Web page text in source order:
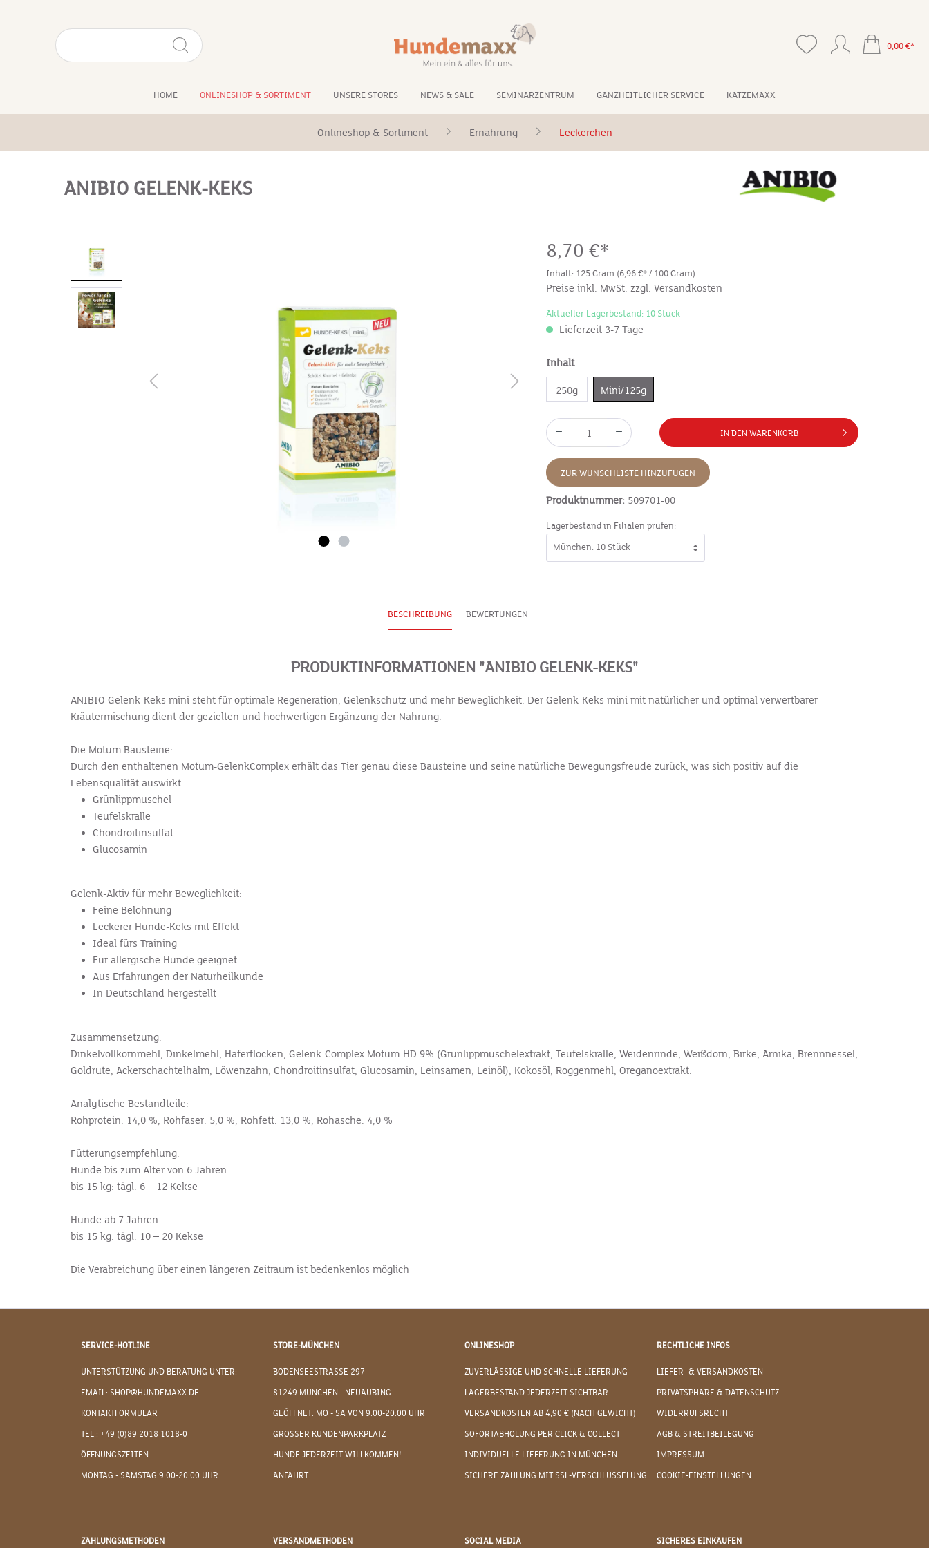
0,00 €*
HOME ONLINESHOP & SORTIMENT UNSERE STORES NEWS & SALE SEMINARZENTRUM GANZHEITLICHER SERVICE KATZEMAXX
Onlineshop & Sortiment Ernährung Leckerchen
ANIBIO GELENK-KEKS
8,70 €*
Inhalt: 125 Gram (6,96 €* / 100 Gram)
Preise inkl. MwSt. zzgl. Versandkosten
Aktueller Lagerbestand: 10 Stück
Lieferzeit 3-7 Tage
Inhalt
250g Mini/125g
IN DEN WARENKORB
ZUR WUNSCHLISTE HINZUFÜGEN
Produktnummer: 509701-00
Lagerbestand in Filialen prüfen:
BESCHREIBUNG BEWERTUNGEN
PRODUKTINFORMATIONEN "ANIBIO GELENK-KEKS"
ANIBIO Gelenk-Keks mini steht für optimale Regeneration, Gelenkschutz und mehr Beweglichkeit. Der Gelenk-Keks mini mit natürlicher und optimal verwertbarer
Kräutermischung dient der gezielten und hochwertigen Ergänzung der Nahrung.
Die Motum Bausteine:
Durch den enthaltenen Motum-GelenkComplex erhält das Tier genau diese Bausteine und seine natürliche Bewegungsfreude zurück, was sich positiv auf die
Lebensqualität auswirkt.
Grünlippmuschel
Teufelskralle
Chondroitinsulfat
Glucosamin
Gelenk-Aktiv für mehr Beweglichkeit:
Feine Belohnung
Leckerer Hunde-Keks mit Effekt
Ideal fürs Training
Für allergische Hunde geeignet
Aus Erfahrungen der Naturheilkunde
In Deutschland hergestellt
Zusammensetzung:
Dinkelvollkornmehl, Dinkelmehl, Haferflocken, Gelenk-Complex Motum-HD 9% (Grünlippmuschelextrakt, Teufelskralle, Weidenrinde, Weißdorn, Birke, Arnika, Brennnessel,
Goldrute, Ackerschachtelhalm, Löwenzahn, Chondroitinsulfat, Glucosamin, Leinsamen, Leinöl), Kokosöl, Roggenmehl, Oreganoextrakt.
Analytische Bestandteile:
Rohprotein: 14,0 %, Rohfaser: 5,0 %, Rohfett: 13,0 %, Rohasche: 4,0 %
Fütterungsempfehlung:
Hunde bis zum Alter von 6 Jahren
bis 15 kg: tägl. 6 – 12 Kekse
Hunde ab 7 Jahren
bis 15 kg: tägl. 10 – 20 Kekse
Die Verabreichung über einen längeren Zeitraum ist bedenkenlos möglich
SERVICE-HOTLINE
UNTERSTÜTZUNG UND BERATUNG UNTER:
EMAIL: SHOP@HUNDEMAXX.DE
KONTAKTFORMULAR
TEL.: +49 (0)89 2018 1018-0
ÖFFNUNGSZEITEN
MONTAG - SAMSTAG 9:00-20:00 UHR
STORE-MÜNCHEN
BODENSEESTRASSE 297
81249 MÜNCHEN - NEUAUBING
GEÖFFNET: MO - SA VON 9:00-20:00 UHR
GROSSER KUNDENPARKPLATZ
HUNDE JEDERZEIT WILLKOMMEN!
ANFAHRT
ONLINESHOP
ZUVERLÄSSIGE UND SCHNELLE LIEFERUNG
LAGERBESTAND JEDERZEIT SICHTBAR
VERSANDKOSTEN AB 4,90 € (NACH GEWICHT)
SOFORTABHOLUNG PER CLICK & COLLECT
INDIVIDUELLE LIEFERUNG IN MÜNCHEN
SICHERE ZAHLUNG MIT SSL-VERSCHLÜSSELUNG
RECHTLICHE INFOS
LIEFER- & VERSANDKOSTEN
PRIVATSPHÄRE & DATENSCHUTZ
WIDERRUFSRECHT
AGB & STREITBEILEGUNG
IMPRESSUM
COOKIE-EINSTELLUNGEN
ZAHLUNGSMETHODEN VERSANDMETHODEN SOCIAL MEDIA SICHERES EINKAUFEN